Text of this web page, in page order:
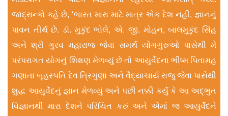
જાદ્રાન્કો કહે છે, ‘ભારત મારા માટે માત્ર એક દેશ નહીં, જ્ઞાનનું
પાવન તીર્થ છે. ડૉ. મુકુંદ ભોલે, એ. જી. મોહન, બાલમુકુંદ સિંહ
અને શ્રી ગુરવ મહારાજ જેવા સમર્થ યોગગુરુઓ પાસેથી મેં
પરંપરાગત યોગનું શિક્ષણ મેળવ્યું છે તો આયુર્વેદના ભીષ્મ પિતામહ
ગણાતા બૃહસ્પતિ દેવ ત્રિગુણા અને વૈદ્યાચાર્ય રાજુ જેવા પાસેથી
શુદ્ધ આયુર્વેદનું જ્ઞાન મેળવ્યું અને પછી નક્કી કર્યું કે આ અદ્ભુત
વિજ્ઞાનથી મારા દેશને પરિચિત કરું અને એમાં જ આયુર્વેદને